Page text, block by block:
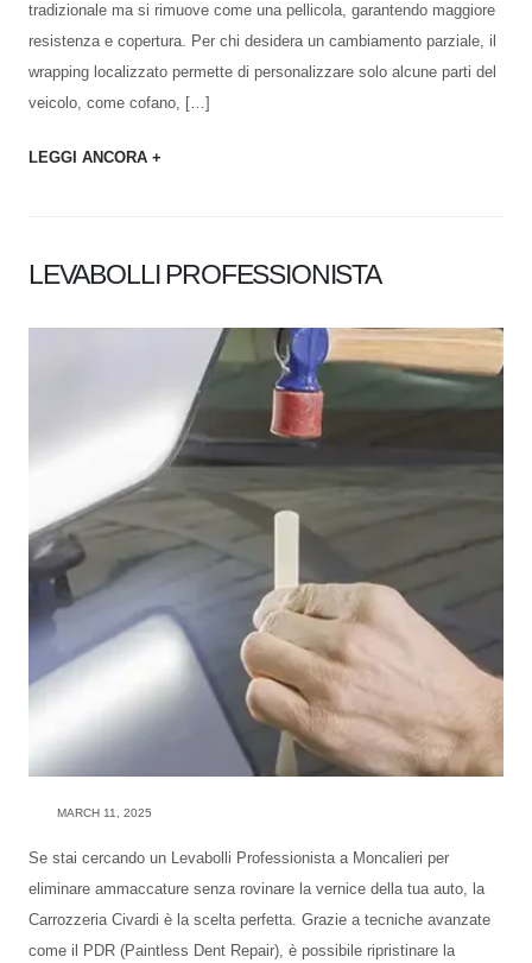
tradizionale ma si rimuove come una pellicola, garantendo maggiore
resistenza e copertura. Per chi desidera un cambiamento parziale, il
wrapping localizzato permette di personalizzare solo alcune parti del
veicolo, come cofano, […]
LEGGI ANCORA +
LEVABOLLI PROFESSIONISTA
MARCH 11, 2025
Se stai cercando un Levabolli Professionista a Moncalieri per
eliminare ammaccature senza rovinare la vernice della tua auto, la
Carrozzeria Civardi è la scelta perfetta. Grazie a tecniche avanzate
come il PDR (Paintless Dent Repair), è possibile ripristinare la